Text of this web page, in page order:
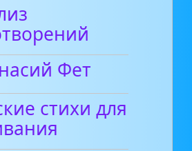
Фет
стихи для